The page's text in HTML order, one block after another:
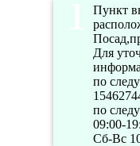
Пункт
Для
по
по
09:00-
Сб-Вс